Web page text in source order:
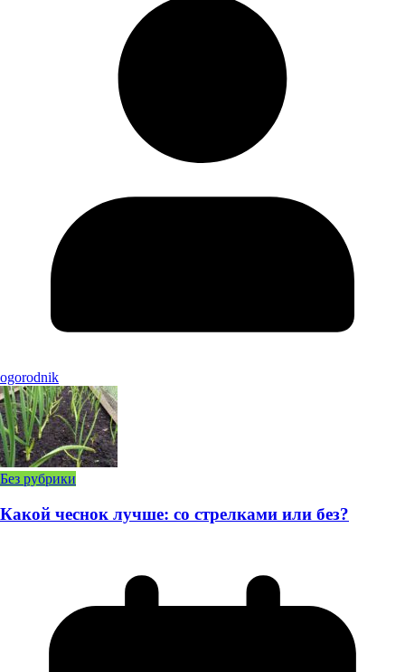
ogorodnik
Без рубрики
Какой чеснок лучше: со стрелками или без?